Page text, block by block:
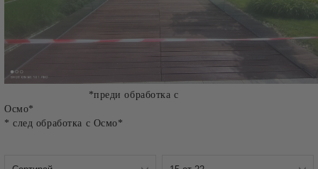
*преди обработка с
Осмо*
* след обработка с Осмо*